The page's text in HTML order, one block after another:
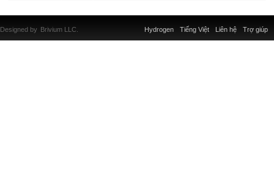
Liên hệ Trợ giúp
Hydrogen Tiếng Việt
Designed by Brivium LLC.